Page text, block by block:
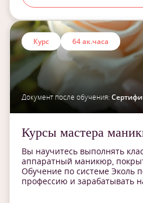
Курс 64 ак.часа
Документ после обучения:
Курсы мастера
Вы научитесь выполнять
аппаратный маникюр,
Обучение по системе Эколь
профессию и зарабатывать